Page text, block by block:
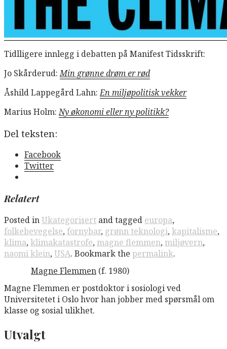
Tidlligere innlegg i debatten på Manifest Tidsskrift:
Jo Skårderud:Min grønne drøm er rød
Åshild Lappegård Lahn:En miljøpolitisk vekker
Marius Holm:Ny økonomi eller ny politikk?
Del teksten:
Facebook
Twitter
Relatert
Posted inUkategorisert and tagged europa,
folkebevegelse,fornybar, grønn teknologi,kapitalisme,
klima,klimakatastrofe,magne flemmen,miljøvern,
naomi klein,USA. Bookmark the permalink.
Magne Flemmen (f. 1980)
Magne Flemmen er postdoktor i sosiologi ved
Universitetet i Oslo hvor han jobber med spørsmål om
klasse og sosial ulikhet.
Utvalgt